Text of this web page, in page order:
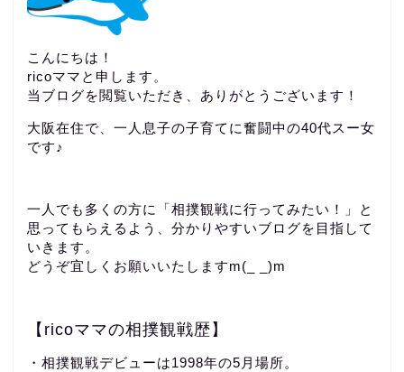
こんにちは！
ricoママと申します。
当ブログを閲覧いただき、ありがとうございます！
大阪在住で、一人息子の子育てに奮闘中の40代スー女
です♪
一人でも多くの方に「相撲観戦に行ってみたい！」と
思ってもらえるよう、分かりやすいブログを目指して
いきます。
どうぞ宜しくお願いいたしますm(_ _)m
【ricoママの相撲観戦歴】
・相撲観戦デビューは1998年の5月場所。